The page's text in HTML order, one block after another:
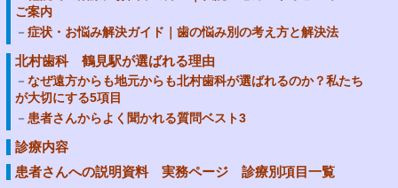
ご案内
症状・お悩み解決ガイド｜歯の悩み別の考え方と解決法
北村歯科 鶴見駅が選ばれる理由
なぜ遠方からも地元からも北村歯科が選ばれるのか？私たち
が大切にする5項目
患者さんからよく聞かれる質問ベスト3
診療内容
患者さんへの説明資料 実務ページ 診療別項目一覧